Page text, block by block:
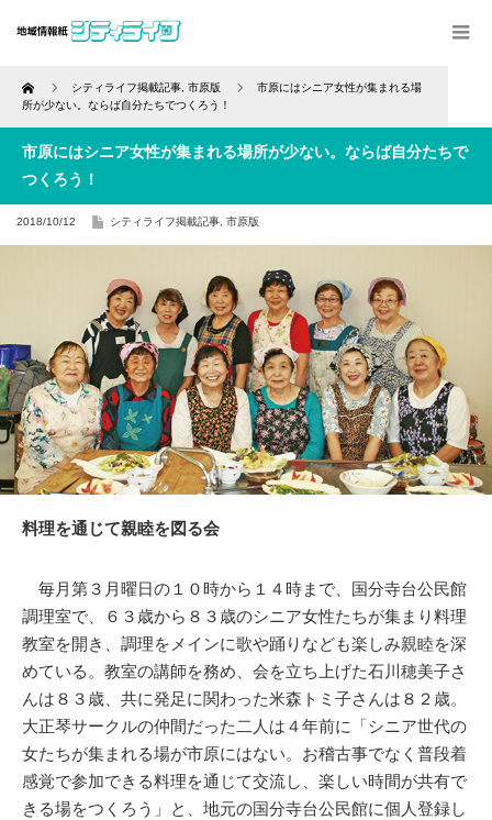
Home シティライフ掲載記事 市原版
市原にはシニア女性が集まれる場
所が少ない。ならば自分たちでつくろう！
市原にはシニア女性が集まれる場所が少ない。ならば自分たちで
つくろう！
2018/10/12 シティライフ掲載記事 市原版
料理を通じて親睦を図る会
毎月第３月曜日の１０時から１４時まで、国分寺台公民館
調理室で、６３歳から８３歳のシニア女性たちが集まり料理
教室を開き、調理をメインに歌や踊りなども楽しみ親睦を深
めている。教室の講師を務め、会を立ち上げた石川穂美子さ
んは８３歳、共に発足に関わった米森トミ子さんは８２歳。
大正琴サークルの仲間だった二人は４年前に「シニア世代の
女たちが集まれる場が市原にはない。お稽古事でなく普段着
感覚で参加できる料理を通じて交流し、楽しい時間が共有で
きる場をつくろう」と、地元の国分寺台公民館に個人登録し